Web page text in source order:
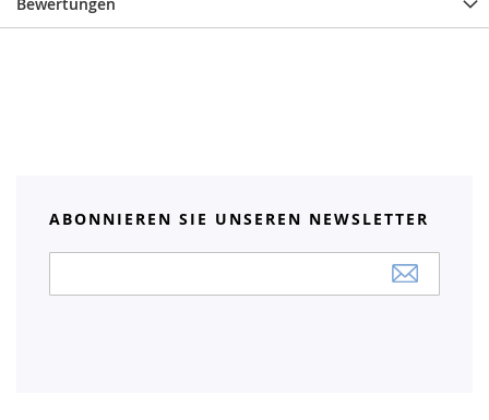
Bewertungen
ABONNIEREN SIE UNSEREN NEWSLETTER
Newsletter: